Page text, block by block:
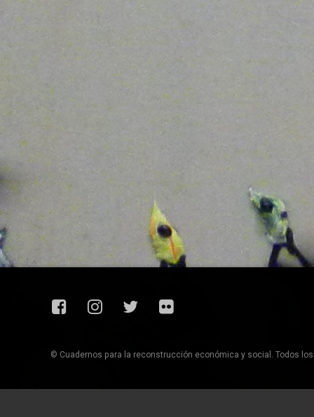
FacebookInstagram
TwitterFlickr
© Cuadernos para la reconstrucción económica y social. Todos